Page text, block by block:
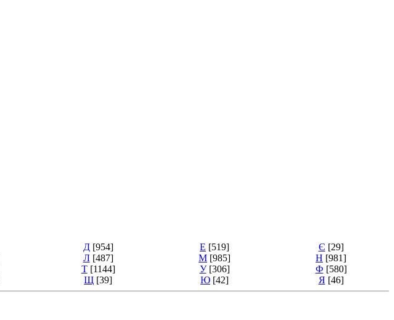
Д [954] Е [519] Є [29]
Л [487] М [985] Н [981]
Т [1144] У [306] Ф [580]
Щ [39] Ю [42] Я [46]